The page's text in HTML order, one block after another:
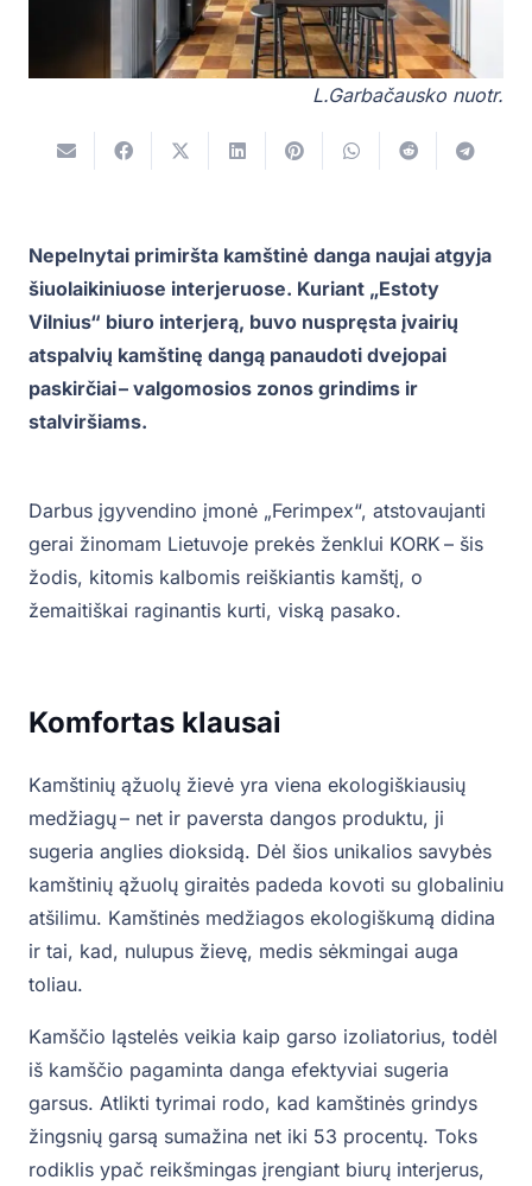
L.Garbačausko nuotr.
Nepelnytai primiršta kamštinė danga naujai atgyja
šiuolaikiniuose interjeruose. Kuriant „Estoty
Vilnius“ biuro interjerą, buvo nuspręsta įvairių
atspalvių kamštinę dangą panaudoti dvejopai
paskirčiai – valgomosios zonos grindims ir
stalviršiams.
Darbus įgyvendino įmonė „Ferimpex“, atstovaujanti
gerai žinomam Lietuvoje prekės ženklui KORK – šis
žodis, kitomis kalbomis reiškiantis kamštį, o
žemaitiškai raginantis kurti, viską pasako.
Komfortas klausai
Kamštinių ąžuolų žievė yra viena ekologiškiausių
medžiagų – net ir paversta dangos produktu, ji
sugeria anglies dioksidą. Dėl šios unikalios savybės
kamštinių ąžuolų giraitės padeda kovoti su globaliniu
atšilimu. Kamštinės medžiagos ekologiškumą didina
ir tai, kad, nulupus žievę, medis sėkmingai auga
toliau.
Kamščio ląstelės veikia kaip garso izoliatorius, todėl
iš kamščio pagaminta danga efektyviai sugeria
garsus. Atlikti tyrimai rodo, kad kamštinės grindys
žingsnių garsą sumažina net iki 53 procentų. Toks
rodiklis ypač reikšmingas įrengiant biurų interjerus,